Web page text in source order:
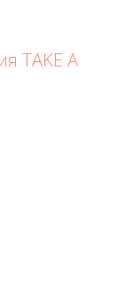
TAKE A